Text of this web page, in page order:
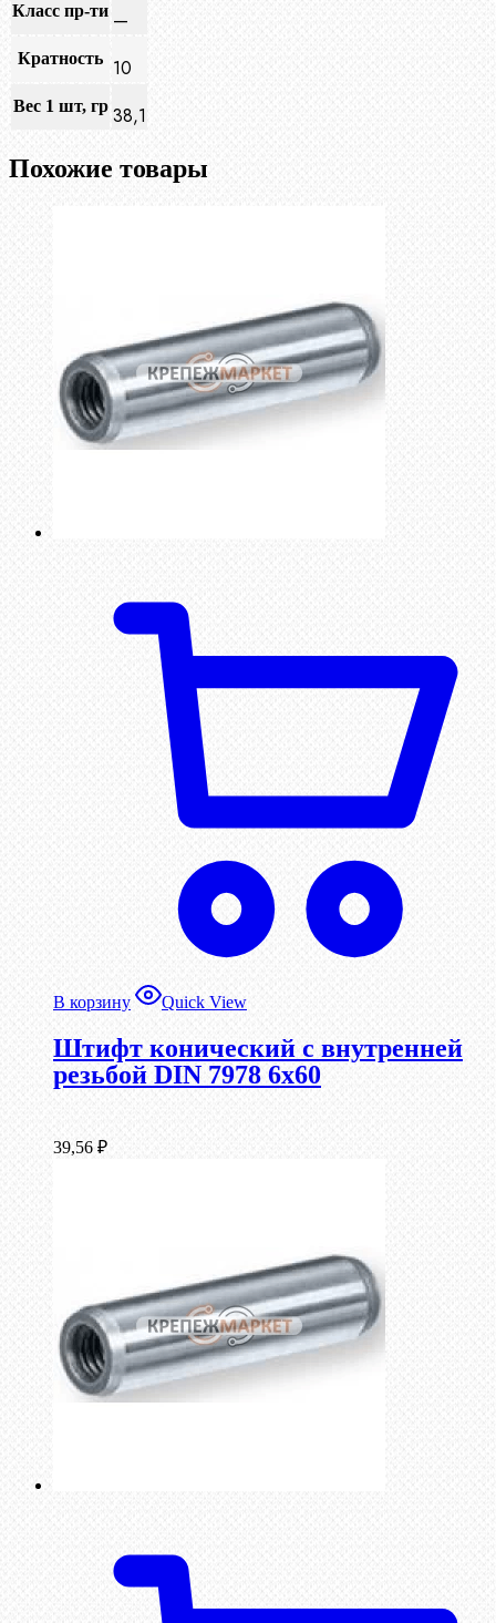
Класс пр-ти —
Кратность 10
Вес 1 шт, гр 38,1
Похожие товары
В корзину Quick View
Штифт конический с внутренней
резьбой DIN 7978 6х60
39,56 ₽